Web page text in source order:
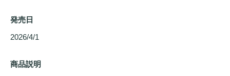
発売日
2026/4/1
商品説明